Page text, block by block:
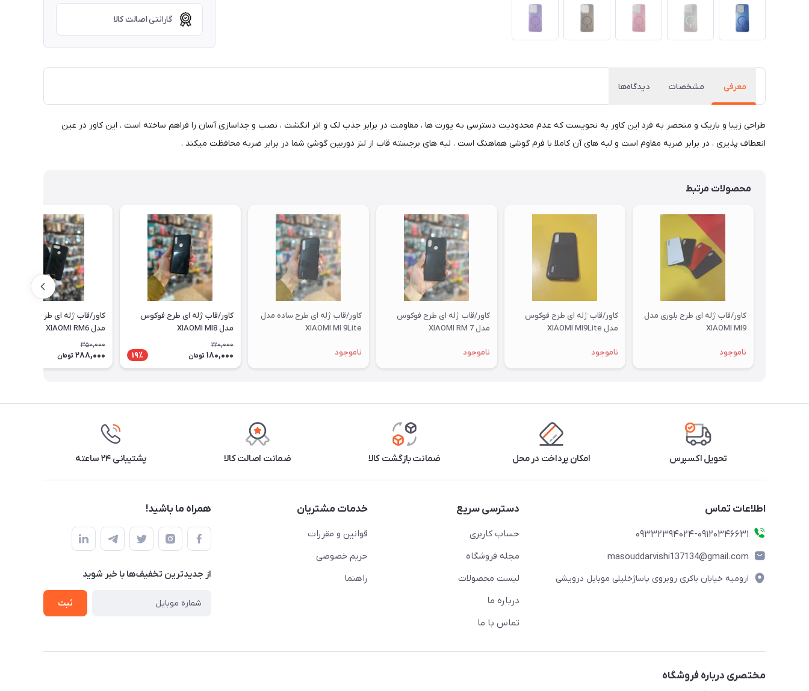
گارانتی اصالت کالا
معرفی مشخصات دیدگاه‌ها
طراحی زیبا و باریک و منحصر به فرد این کاور به نحویست که عدم محدودیت دسترسی به پورت ها ، مقاومت در برابر جذب لک و اثر انگشت ، نصب و جداسازی آسان را فراهم ساخته است . این کاور در عین
انعطاف پذیری ، در برابر ضربه مقاوم است و لبه های آن کاملا با فرم گوشی هماهنگ است . لبه های برجسته قاب از لنز دوربین گوشی شما در برابر ضربه محافظت میکند .
محصولات مرتبط
کاور/قاب ژله ای طرح بلوری مدل
XIAOMI MI9
ناموجود
کاور/قاب ژله ای طرح فوکوس
مدل XIAOMI MI9Lite
ناموجود
کاور/قاب ژله ای طرح فوکوس
مدل XIAOMI RM 7
ناموجود
کاور/قاب ژله ای طرح ساده مدل
XIAOMI MI 9Lite
ناموجود
کاور/قاب ژله ای طرح فوکوس
مدل XIAOMI MI8
220,000
180,000 تومان 19٪
کاور/قاب ژله ای طرح فوکوس
مدل XIAOMI RM6
350,000
288,000 تومان
تحویل اکسپرس امکان پرداخت در محل ضمانت بازگشت کالا ضمانت اصالت کالا پشتیبانی ۲۴ ساعته
اطلاعات تماس
09332394024-09120346631
masouddarvishi137134@gmail.com
ارومیه خیابان باکری روبروی پاساژخلیلی موبایل درویشی
دسترسی سریع
حساب کاربری
مجله فروشگاه
لیست محصولات
درباره ما
تماس با ما
خدمات مشتریان
قوانین و مقررات
حریم خصوصی
راهنما
همراه ما باشید!
از جدید‌ترین تخفیف‌ها با‌ خبر شوید
ثبت
مختصری درباره فروشگاه